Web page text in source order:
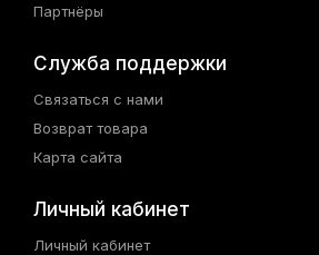
Партнёры
Служба поддержки
Связаться с нами
Возврат товара
Карта сайта
Личный кабинет
Личный кабинет